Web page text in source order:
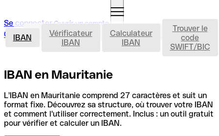
Se connecter Ouvrir un compte
Ouvrir un compte IBAN
IBAN
Vérificateur
IBAN
Calculateur
IBAN
Trouver le
code
SWIFT/BIC
IBAN en Mauritanie
L'IBAN en Mauritanie comprend 27 caractères et suit un
format fixe. Découvrez sa structure, où trouver votre IBAN
et comment l'utiliser correctement. Inclus : un outil gratuit
pour vérifier et calculer un IBAN.